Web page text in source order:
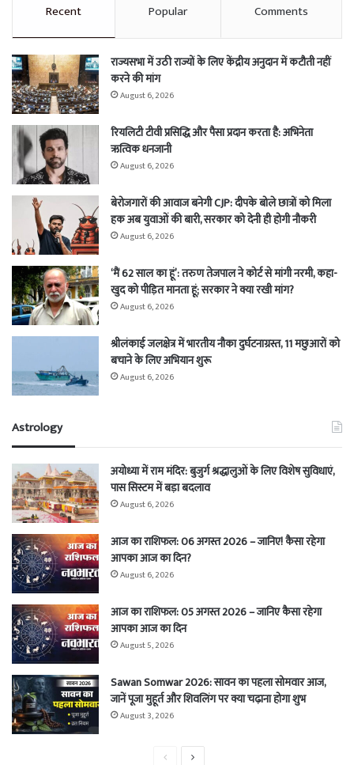
Recent Popular Comments
राज्यसभा में उठी राज्यों के लिए केंद्रीय अनुदान में कटौती नहीं
करने की मांग
August 6, 2026
रियलिटी टीवी प्रसिद्धि और पैसा प्रदान करता है: अभिनेता
ऋत्विक धनजानी
August 6, 2026
बेरोजगारों की आवाज बनेगी CJP: दीपके बोले छात्रों को मिला
हक अब युवाओं की बारी, सरकार को देनी ही होगी नौकरी
August 6, 2026
‘मैं 62 साल का हूं’: तरुण तेजपाल ने कोर्ट से मांगी नरमी, कहा-
खुद को पीड़ित मानता हूं; सरकार ने क्या रखी मांग?
August 6, 2026
श्रीलंकाई जलक्षेत्र में भारतीय नौका दुर्घटनाग्रस्त, 11 मछुआरों को
बचाने के लिए अभियान शुरू
August 6, 2026
Astrology
अयोध्या में राम मंदिर: बुजुर्ग श्रद्धालुओं के लिए विशेष सुविधाएं,
पास सिस्टम में बड़ा बदलाव
August 6, 2026
आज का राशिफल: 06 अगस्त 2026 – जानिए! कैसा रहेगा
आपका आज का दिन?
August 6, 2026
आज का राशिफल: 05 अगस्त 2026 – जानिए कैसा रहेगा
आपका आज का दिन
August 5, 2026
Sawan Somwar 2026: सावन का पहला सोमवार आज,
जानें पूजा मुहूर्त और शिवलिंग पर क्या चढ़ाना होगा शुभ
August 3, 2026
PreviousNext